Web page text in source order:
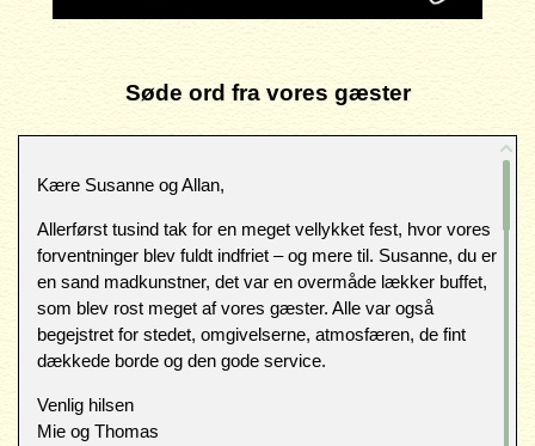
Søde ord fra vores gæster
Kære Susanne og Allan,
Allerførst tusind tak for en meget vellykket fest, hvor vores
forventninger blev fuldt indfriet – og mere til. Susanne, du er
en sand madkunstner, det var en overmåde lækker buffet,
som blev rost meget af vores gæster. Alle var også
begejstret for stedet, omgivelserne, atmosfæren, de fint
dækkede borde og den gode service.
Venlig hilsen
Mie og Thomas